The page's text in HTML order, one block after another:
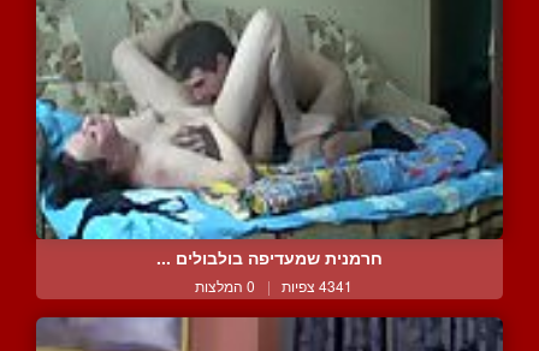
חרמנית שמעדיפה בולבולים ...
4341 צפיות | 0 המלצות